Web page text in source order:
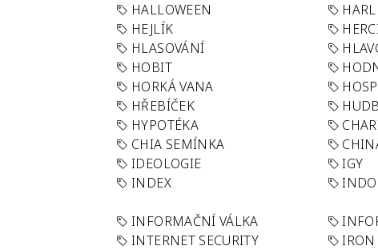
HALLOWEEN
HEJLÍK
HLASOVÁNÍ
HOBIT
HORKÁ VANA
HŘEBÍČEK
HYPOTÉKA
CHIA SEMÍNKA
IDEOLOGIE
IGY
INDEX
INFORMAČNÍ VÁLKA
INTERNET SECURITY
IRON